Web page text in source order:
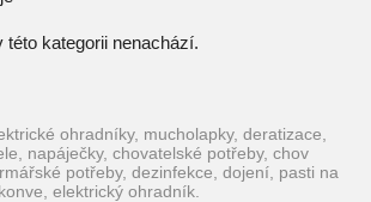
této kategorii nenachází.
napáječky, chovatelské potřeby, chov
potřeby, dezinfekce, dojení, pasti na
elektrický ohradník.